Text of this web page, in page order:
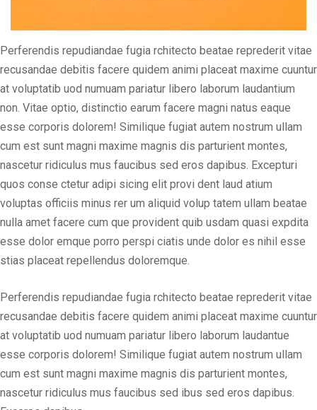
Perferendis repudiandae fugia rchitecto beatae reprederit vitae
recusandae debitis facere quidem animi placeat maxime cuuntur
at voluptatib uod numuam pariatur libero laborum laudantium
non. Vitae optio, distinctio earum facere magni natus eaque
esse corporis dolorem! Similique fugiat autem nostrum ullam
cum est sunt magni maxime magnis dis parturient montes,
nascetur ridiculus mus faucibus sed eros dapibus. Excepturi
quos conse ctetur adipi sicing elit provi dent laud atium
voluptas officiis minus rer um aliquid volup tatem ullam beatae
nulla amet facere cum que provident quib usdam quasi expdita
esse dolor emque porro perspi ciatis unde dolor es nihil esse
stias placeat repellendus doloremque.
Perferendis repudiandae fugia rchitecto beatae reprederit vitae
recusandae debitis facere quidem animi placeat maxime cuuntur
at voluptatib uod numuam pariatur libero laborum laudantue
esse corporis dolorem! Similique fugiat autem nostrum ullam
cum est sunt magni maxime magnis dis parturient montes,
nascetur ridiculus mus faucibus sed ibus sed eros dapibus.